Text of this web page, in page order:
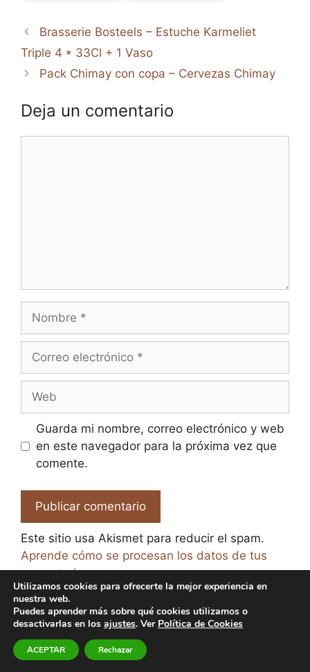
Brasserie Bosteels – Estuche Karmeliet
Triple 4 * 33Cl + 1 Vaso
Pack Chimay con copa – Cervezas Chimay
Deja un comentario
Nombre
Correo
Web
Guarda mi nombre, correo electrónico y web
en este navegador para la próxima vez que
comente.
Este sitio usa Akismet para reducir el spam.
Aprende cómo se procesan los datos de tus
comentarios.
© 2026 El Paraíso de la Cerveza -
de Privacidad -Política de Cookies
Utilizamos cookies para ofrecerte la mejor experiencia en
nuestra web.
Puedes aprender más sobre qué cookies utilizamos o
desactivarlas en los ajustes. Ver Política de Cookies
ACEPTAR Rechazar